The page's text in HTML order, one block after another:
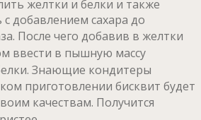
желтки и белки и также
добавлением сахара до
После чего добавив в желтки
ввести в пышную массу
Знающие кондитеры
приготовлении бисквит будет
качествам. Получится